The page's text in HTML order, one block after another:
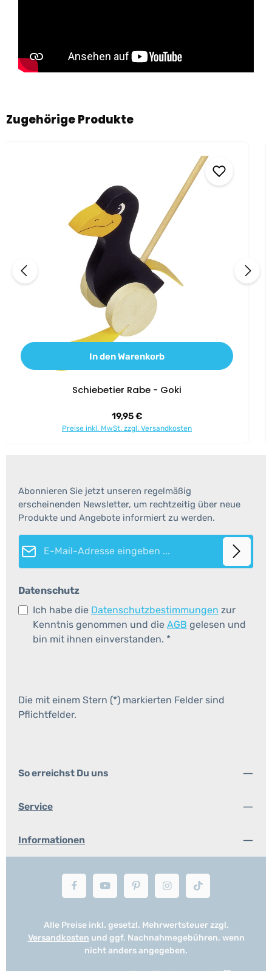
Produktgalerie überspringen
Zugehörige Produkte
In den Warenkorb
Schiebetier Rabe - Goki
Regulärer Preis:
19,95 €
Preise inkl. MwSt. zzgl. Versandkosten
Abonnieren Sie jetzt unseren regelmäßig
erscheinenden Newsletter, um rechtzeitig über neue
Produkte und Angebote informiert zu werden.
E-Mail-Adresse*
Datenschutz
Ich habe die Datenschutzbestimmungen zur
Kenntnis genommen und die AGB gelesen und
bin mit ihnen einverstanden. *
Die mit einem Stern (*) markierten Felder sind
Pflichtfelder.
So erreichst Du uns
Service
Informationen
Alle Preise inkl. gesetzl. Mehrwertsteuer zzgl.
Versandkosten und ggf. Nachnahmegebühren, wenn
nicht anders angegeben.